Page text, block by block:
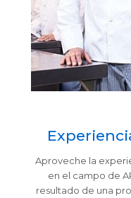
Aproveche la
en el campo de
resultado de una